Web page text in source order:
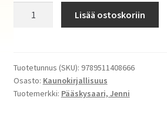
Lisää ostoskoriin
Tuotetunnus (SKU): 9789511408666
Osasto: Kaunokirjallisuus
Tuotemerkki: Pääskysaari, Jenni